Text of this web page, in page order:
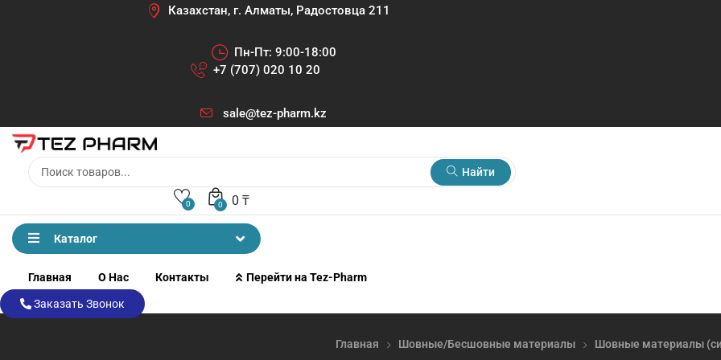
Казахстан, г. Алматы, Радостовца 211
Пн-Пт: 9:00-18:00
+7 (707) 020 10 20
sale@tez-pharm.kz
Найти
0 0 ₸
0
Каталог
Главная О Нас Контакты Перейти на Tez-Pharm
Заказать Звонок
Главная Шовные/Бесшовные материалы Шовные материалы